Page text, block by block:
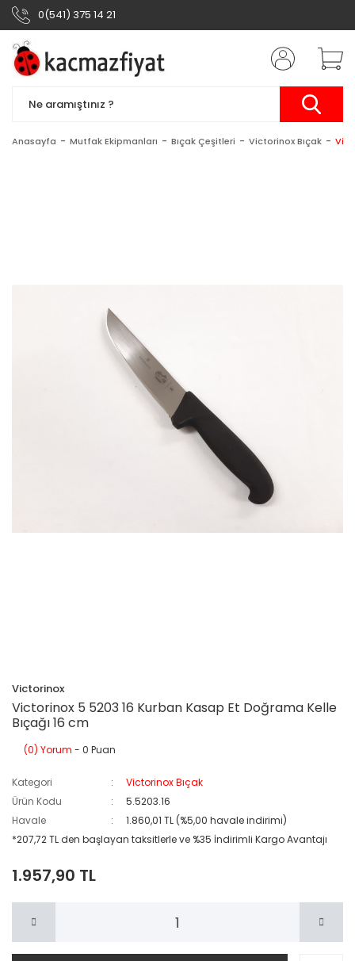
0(541) 375 14 21
Anasayfa Mutfak Ekipmanları Bıçak Çeşitleri Victorinox Bıçak
Victorinox
Victorinox 5 5203 16 Kurban Kasap Et Doğrama Kelle
Bıçağı 16 cm
(0) Yorum - 0 Puan
Kategori
Victorinox Bıçak
Ürün Kodu
5.5203.16
Havale
1.860,01 TL (%5,00 havale indirimi)
*207,72 TL den başlayan taksitlerle ve %35 İndirimli Kargo Avantajı
1.957,90 TL